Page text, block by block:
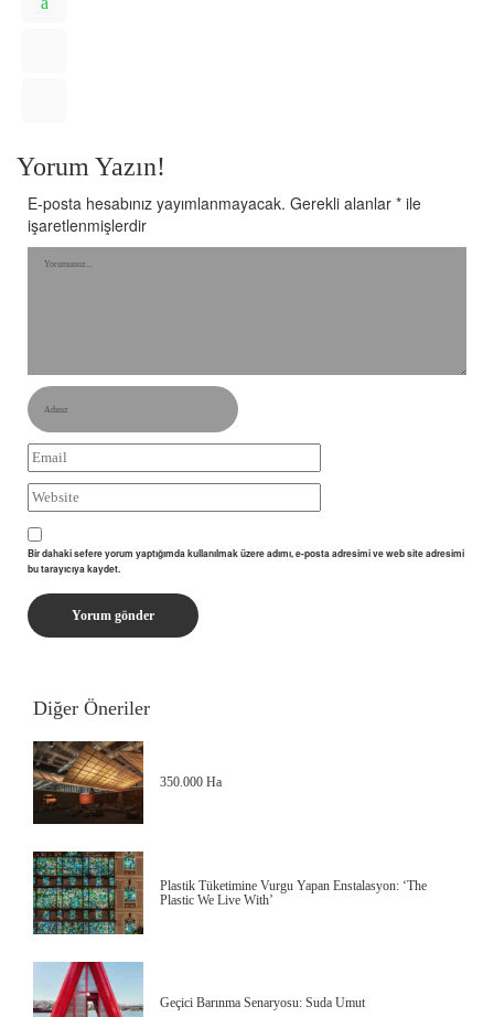
Yorum Yazın!
E-posta hesabınız yayımlanmayacak. Gerekli alanlar * ile
işaretlenmişlerdir
Bir dahaki sefere yorum yaptığımda kullanılmak üzere adımı, e-posta adresimi ve web site adresimi
bu tarayıcıya kaydet.
Diğer Öneriler
350.000 Ha
Plastik Tüketimine Vurgu Yapan Enstalasyon: ‘The
Plastic We Live With’
Geçici Barınma Senaryosu: Suda Umut